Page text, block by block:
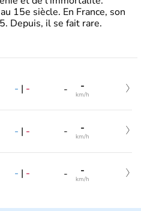
15e siècle. En France, son
Depuis, il se fait rare.
- | - - -
km/h
- | - - -
km/h
- | - - -
km/h